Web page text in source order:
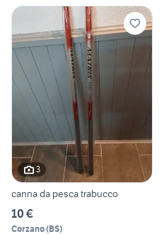
3
canna da pesca trabucco
10 €
Corzano(BS)